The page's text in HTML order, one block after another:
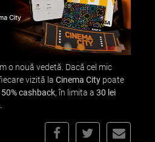
o nouă vedetă. Dacă cel mic
vizită la Cinema City poate
50% cashback, în limita a 30 lei